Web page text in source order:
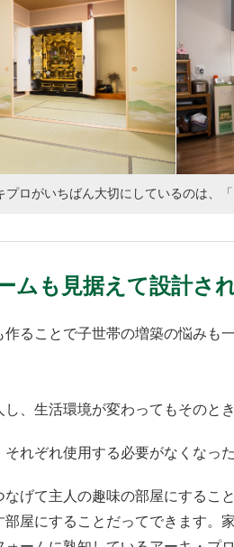
プロがいちばん大切にしているのは、
ムも見据えて設計さ
作ることで子世帯の増築の悩みも
、生活環境が変わってもそのと
れぞれ使用する必要がなくなっ
なげて主人の趣味の部屋にする
部屋にすることだってできます。